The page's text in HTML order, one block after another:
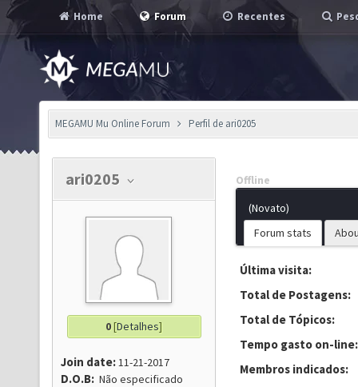
Home Forum Recentes
MEGAMU Mu Online Forum Perfil de ari0205
ari0205
0[Detalhes]
Join date:11-21-2017
D.O.B: Não especificado
Offline
(Novato)
Forum stats
Última visita:
Total de Postagens:
Total de Tópicos:
Tempo gasto on-line:
Membros indicados: